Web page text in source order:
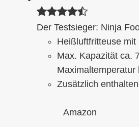
Der Testsieger: Ninja
Heißluftfritteuse mit
Max. Kapazität ca.
Maximaltemperatur
Zusätzlich
Amazon